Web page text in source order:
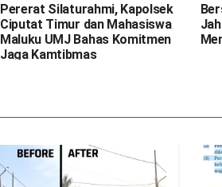
Pererat Silaturahmi, Kapolsek
Ciputat Timur dan Mahasiswa
Maluku UMJ Bahas Komitmen
Jaga Kamtibmas